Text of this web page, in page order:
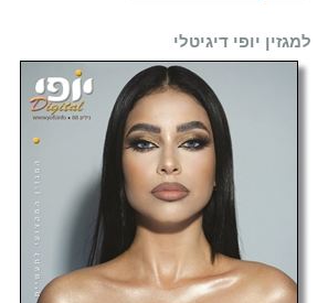
למגזין יופי דיגיטלי